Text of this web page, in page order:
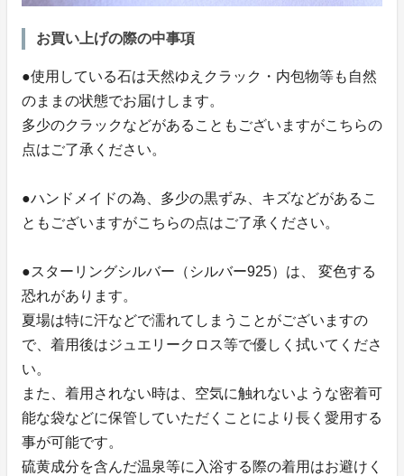
お買い上げの際の中事項
●使用している石は天然ゆえクラック・内包物等も自然
のままの状態でお届けします。
多少のクラックなどがあることもございますがこちらの
点はご了承ください。
●ハンドメイドの為、多少の黒ずみ、キズなどがあるこ
ともございますがこちらの点はご了承ください。
●スターリングシルバー（シルバー925）は、 変色する
恐れがあります。
夏場は特に汗などで濡れてしまうことがございますの
で、着用後はジュエリークロス等で優しく拭いてくださ
い。
また、着用されない時は、空気に触れないような密着可
能な袋などに保管していただくことにより長く愛用する
事が可能です。
硫黄成分を含んだ温泉等に入浴する際の着用はお避けく